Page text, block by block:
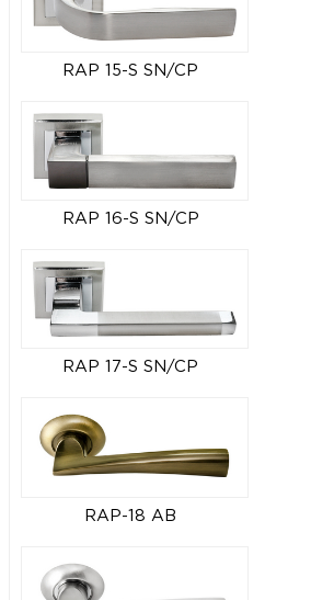
RAP 15-S SN/CP
RAP 16-S SN/CP
RAP 17-S SN/CP
RAP-18 AB